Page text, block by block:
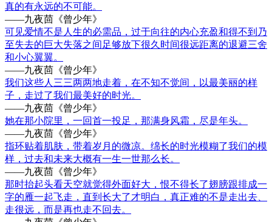
真的有永远的不可能。
——九夜茴《曾少年》
可见爱情不是人生的必需品，过于向往的内心充盈和得不到乃
至失去的巨大失落之间足够放下很久时间很远距离的退避三舍
和小心翼翼。
——九夜茴《曾少年》
我们这些人三三两两地走着，在不知不觉间，以最美丽的样
子，走过了我们最美好的时光。
——九夜茴《曾少年》
她在那小院里，一回首一投足，那满身风霜，尽是年头。
——九夜茴《曾少年》
指环贴着肌肤，带着岁月的微凉。绵长的时光模糊了我们的模
样，过去和未来大概有一生一世那么长。
——九夜茴《曾少年》
那时抬起头看天空就觉得外面好大，恨不得长了翅膀跟排成一
字的雁一起飞走，直到长大了才明白，真正难的不是走出去、
走很远，而是再也走不回去。